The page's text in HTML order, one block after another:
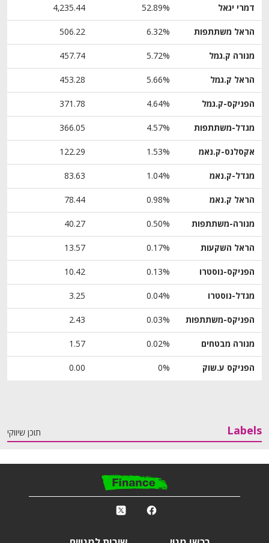
דמרי יגאל
52.89%
4,235.44
הראל משתתפות 6.32%
506.22
מנורה ק.גמל 5.72%
457.74
הראל ק.גמל 5.66%
453.28
הפניקס-ק.גמל 4.64%
371.78
מגדל-משתתפות 4.57%
366.05
אקסלנס-ק.נאמ 1.53%
122.29
מגדל-ק.נאמ 1.04%
83.63
הראל ק.נאמ 0.98%
78.44
מנורה-משתתפות 0.50%
40.27
הראל השקעות 0.17%
13.57
הפניקס-נוסטרו 0.13%
10.42
מגדל-נוסטרו 0.04%
3.25
הפניקס-משתתפות 0.03%
2.43
מנורה מבטחים 0.02%
1.57
הפניקס ע.שוק 0%
0.00
Labels תוכן שיווקי